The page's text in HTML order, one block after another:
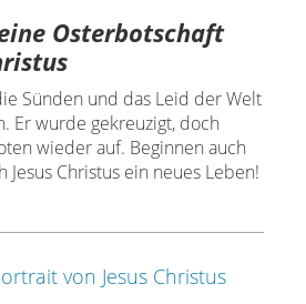
Osterbotschaft
Sünden und das Leid der Welt
Er wurde gekreuzigt, doch
wieder auf. Beginnen auch
Christus ein neues Leben!